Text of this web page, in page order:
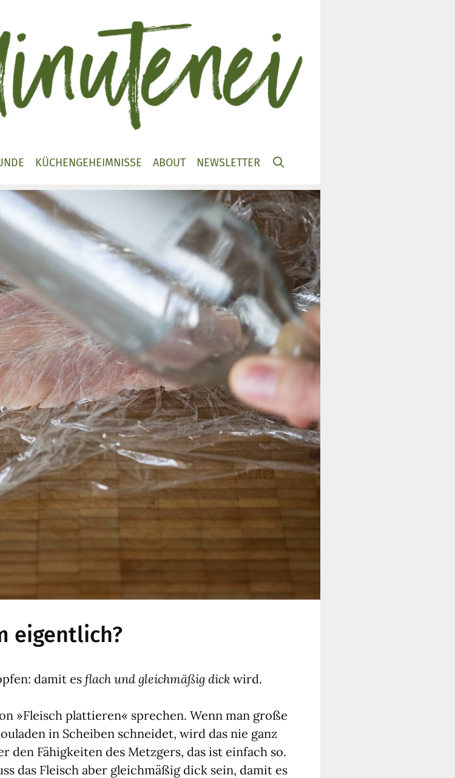
KÜCHENGEHEIMNISSE ABOUT NEWSLETTER
eigentlich?
damit es flach und gleich­mä­ßig dick wird.
»Fleisch plat­tie­ren« spre­chen. Wenn man gro­ße
in Schei­ben schnei­det, wird das nie ganz
den Fähig­kei­ten des Metz­gers, das ist ein­fach so.
das Fleisch aber gleich­mä­ßig dick sein, damit es